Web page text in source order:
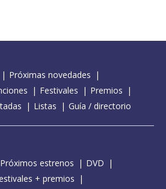
Próximas novedades
Festivales
Premios
Listas Guía / directorio
Próximos estrenos
DVD
+ premios